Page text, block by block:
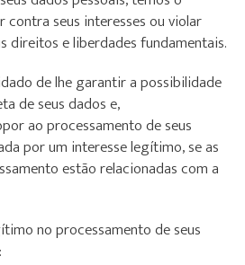
contra seus interesses ou violar
direitos e liberdades fundamentais.
de lhe garantir a possibilidade
de seus dados e,
ao processamento de seus
por um interesse legítimo, se as
estão relacionadas com a
no processamento de seus